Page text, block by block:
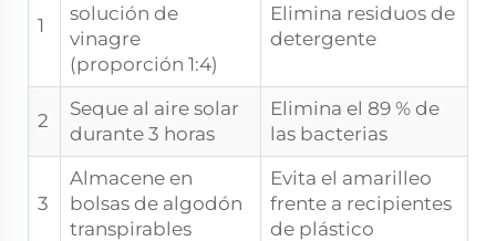
1
solución de
vinagre
(proporción 1:4)
Elimina residuos de
detergente
2
Seque al aire solar
durante 3 horas
Elimina el 89 % de
las bacterias
3
Almacene en
bolsas de algodón
transpirables
Evita el amarilleo
frente a recipientes
de plástico